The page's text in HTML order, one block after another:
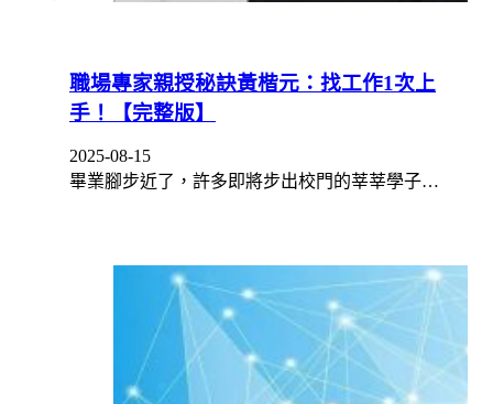
職場專家親授秘訣黃楷元：找工作1次上
手！【完整版】
2025-08-15
畢業腳步近了，許多即將步出校門的莘莘學子…